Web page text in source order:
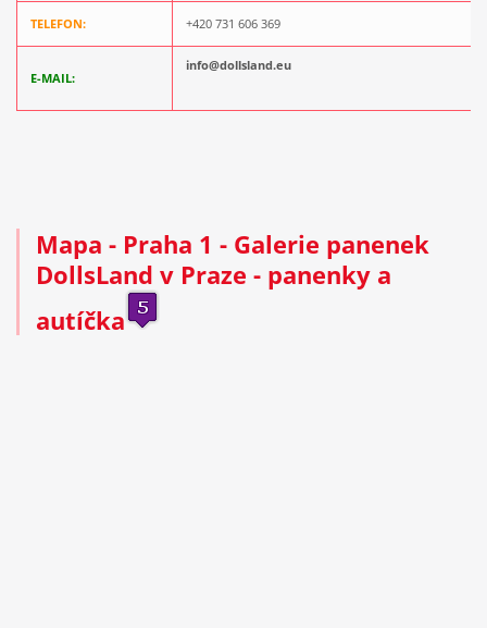
TELEFON: +420 731 606 369
E-MAIL:
info@dollsland.eu
Mapa - Praha 1 - Galerie panenek
DollsLand v Praze - panenky a
autíčka